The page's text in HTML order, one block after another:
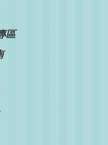
區